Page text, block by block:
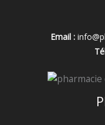
Email :